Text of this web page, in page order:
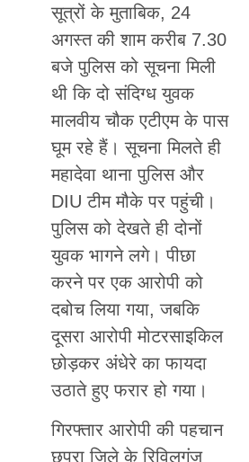
सूत्रों के मुताबिक, 24
अगस्त की शाम करीब 7.30
बजे पुलिस को सूचना मिली
थी कि दो संदिग्ध युवक
मालवीय चौक एटीएम के पास
घूम रहे हैं। सूचना मिलते ही
महादेवा थाना पुलिस और
DIU टीम मौके पर पहुंची।
पुलिस को देखते ही दोनों
युवक भागने लगे। पीछा
करने पर एक आरोपी को
दबोच लिया गया, जबकि
दूसरा आरोपी मोटरसाइकिल
छोड़कर अंधेरे का फायदा
उठाते हुए फरार हो गया।
गिरफ्तार आरोपी की पहचान
छपरा जिले के रिविलगंज